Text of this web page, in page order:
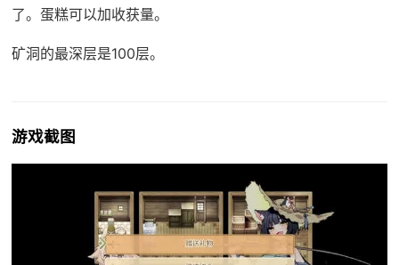
了。蛋糕可以加收获量。
矿洞的最深层是100层。
游戏截图